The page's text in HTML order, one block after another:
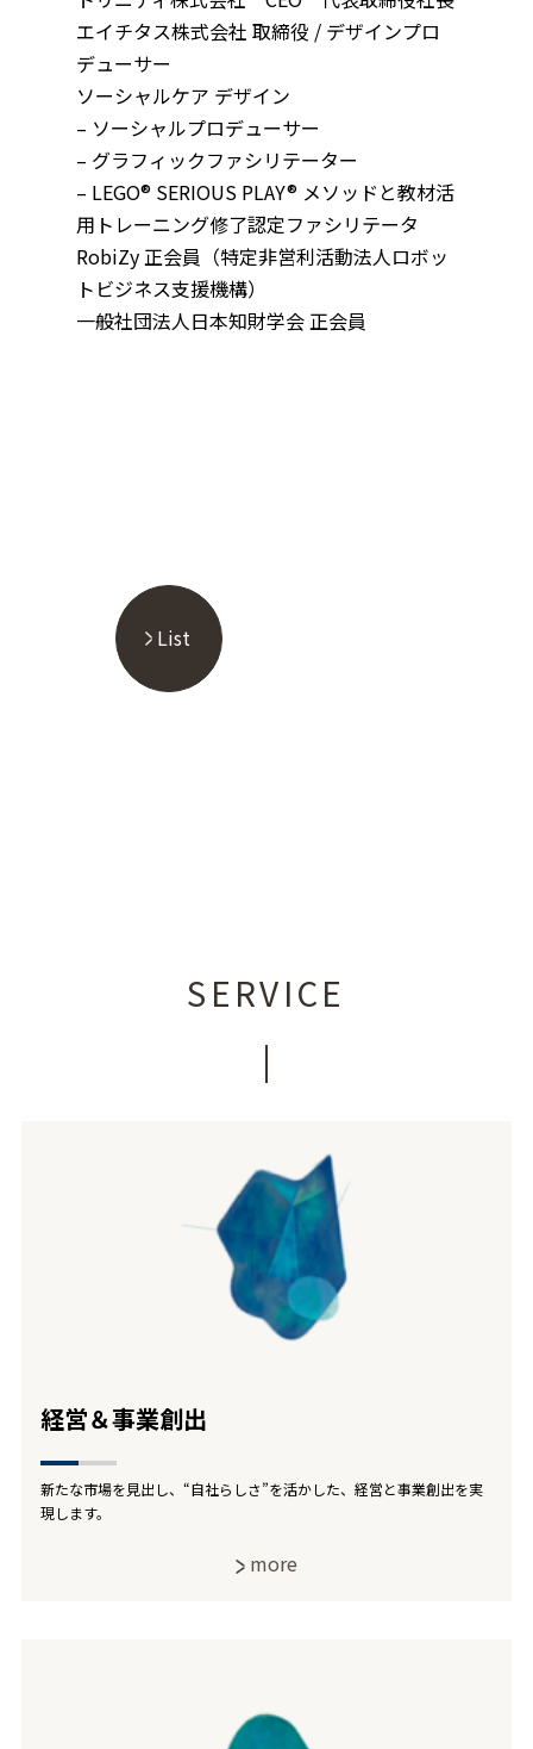
エイチタス株式会社 取締役 / デザインプロ
デューサー
ソーシャルケア デザイン
– ソーシャルプロデューサー
– グラフィックファシリテーター
– LEGO® SERIOUS PLAY® メソッドと教材活
用トレーニング修了認定ファシリテータ
RobiZy 正会員（特定非営利活動法人ロボッ
トビジネス支援機構）
一般社団法人日本知財学会 正会員
List
SERVICE
経営＆事業創出
新たな市場を見出し、“自社らしさ”を活かした、経営と事業創出を実
現します。
more